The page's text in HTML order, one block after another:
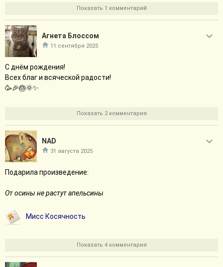
тебе персональное спасибо. За бесконечную поддержку.
Свернуть сообщение
Показать 1 комментарий
Агнета Блоссом
11 сентября 2025
С днём рождения!
Всех благ и всяческой радости!
🥳🎉🎂🌞✨
Показать 2 комментария
NAD
31 августа 2025
Подарила произведение:
От осины не растут апельсины
Мисс Косячность
Показать 4 комментария